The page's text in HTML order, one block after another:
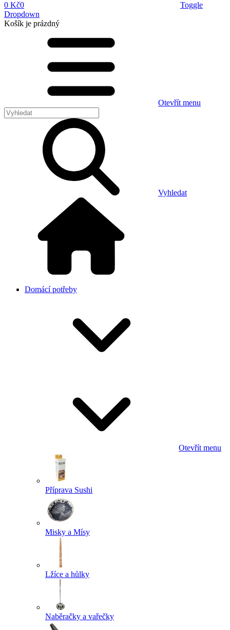
0 Kč0
Toggle
Dropdown
Košík je prázdný
Otevřít menu
Vyhledat
Domácí potřeby
Otevřít menu
Příprava Sushi
Misky a Mísy
Lžíce a hůlky
Naběračky a vařečky